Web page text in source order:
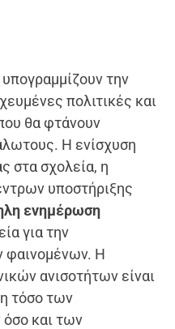
την
πολιτικές και
θα φτάνουν
Η ενίσχυση
στα σχολεία, η
υποστήριξης
ενημέρωση
για την
φαινομένων. Η
ανισοτήτων είναι
τόσο των
και των